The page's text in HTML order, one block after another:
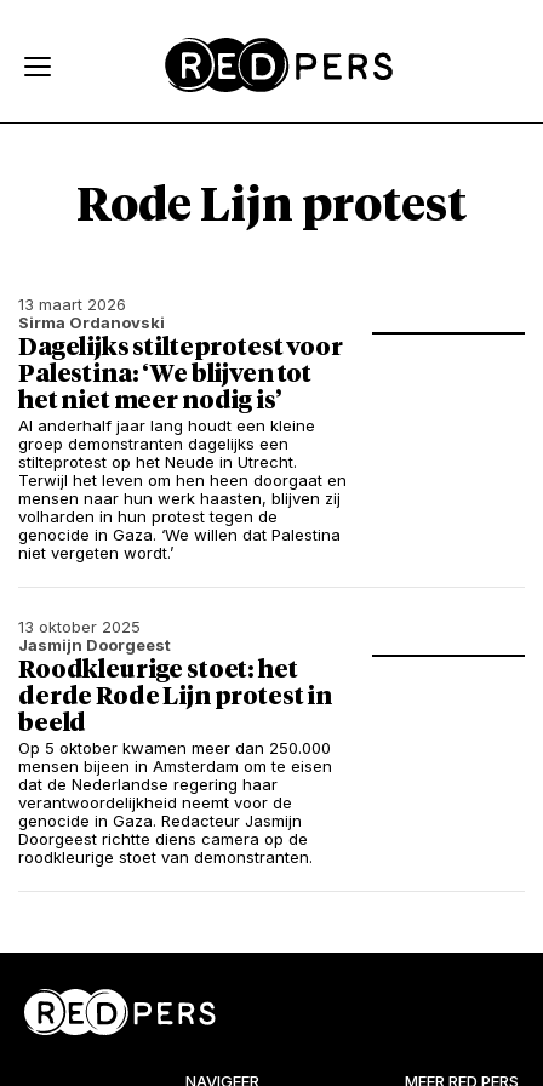
Rode Lijn protest
13 maart 2026
Sirma Ordanovski
Dagelijks stilteprotest voor
Palestina: ‘We blijven tot
het niet meer nodig is’
Al anderhalf jaar lang houdt een kleine
groep demonstranten dagelijks een
stilteprotest op het Neude in Utrecht.
Terwijl het leven om hen heen doorgaat en
mensen naar hun werk haasten, blijven zij
volharden in hun protest tegen de
genocide in Gaza. ‘We willen dat Palestina
niet vergeten wordt.’
13 oktober 2025
Jasmijn Doorgeest
Roodkleurige stoet: het
derde Rode Lijn protest in
beeld
Op 5 oktober kwamen meer dan 250.000
mensen bijeen in Amsterdam om te eisen
dat de Nederlandse regering haar
verantwoordelijkheid neemt voor de
genocide in Gaza. Redacteur Jasmijn
Doorgeest richtte diens camera op de
roodkleurige stoet van demonstranten.
NAVIGEER MEER RED PERS